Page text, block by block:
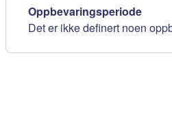
Oppbevaringsperiode
Det er ikke definert noen